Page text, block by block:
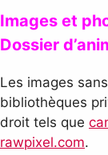
Images et
Dossier
Les images
bibliothèques
droit tels que
rawpixel.com.